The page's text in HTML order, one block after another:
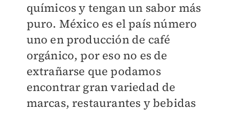
químicos y tengan un sabor más
puro. México es el país número
uno en producción de café
orgánico, por eso no es de
extrañarse que podamos
encontrar gran variedad de
marcas, restaurantes y bebidas